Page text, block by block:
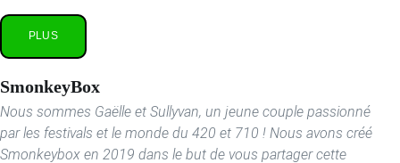
PLUS
SmonkeyBox
Nous sommes Gaëlle et Sullyvan, un jeune couple passionné
par les festivals et le monde du 420 et 710 ! Nous avons créé
Smonkeybox en 2019 dans le but de vous partager cette